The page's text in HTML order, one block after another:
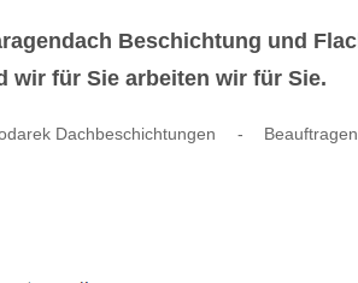
Beschichtung und
wir für Sie arbeiten wir für Sie.
Dachbeschichtungen -